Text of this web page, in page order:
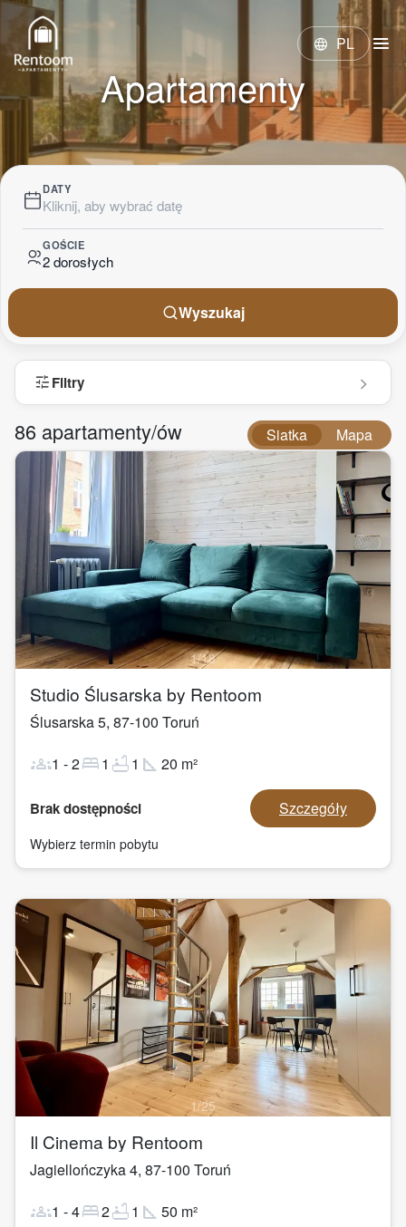
language PL menu
Apartamenty
DATY
Kliknij, aby wybrać datę
GOŚCIE
2 dorosłych
Wyszukaj
tuneFiltry
86 apartamenty/ów Siatka Mapa
1/18
Studio Ślusarska by Rentoom
Ślusarska 5, 87-100 Toruń
groups1 -2bed1 bathtub1 square_foot 20 m²
Brak dostępności Szczegóły
Wybierz termin pobytu
1/25
Il Cinema by Rentoom
Jagiellończyka 4, 87-100 Toruń
groups1 -4bed2bathtub1 square_foot 50 m²